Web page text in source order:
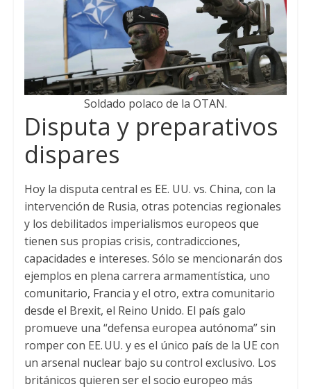
Soldado polaco de la OTAN.
Disputa y preparativos
dispares
Hoy la disputa central es EE. UU. vs. China, con la
intervención de Rusia, otras potencias regionales
y los debilitados imperialismos europeos que
tienen sus propias crisis, contradicciones,
capacidades e intereses. Sólo se mencionarán dos
ejemplos en plena carrera armamentística, uno
comunitario, Francia y el otro, extra comunitario
desde el Brexit, el Reino Unido. El país galo
promueve una “defensa europea autónoma” sin
romper con EE. UU. y es el único país de la UE con
un arsenal nuclear bajo su control exclusivo. Los
británicos quieren ser el socio europeo más